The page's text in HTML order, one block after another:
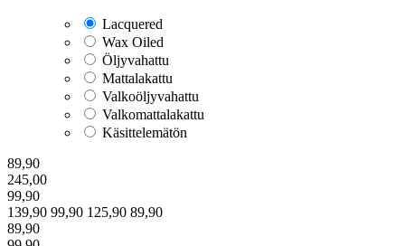
Lacquered
Wax Oiled
Öljyvahattu
Mattalakattu
Valkoöljyvahattu
Valkomattalakattu
Käsittelemätön
89,90
245,00
99,90
139,90 99,90 125,90 89,90
89,90